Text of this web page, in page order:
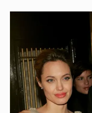
53-летний
совершил
женой
10